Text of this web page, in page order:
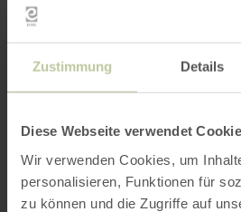
Zustimmung Details
Diese Webseite verwendet
Wir verwenden Cookies, um
personalisieren, Funktionen für
zu können und die Zugriffe auf